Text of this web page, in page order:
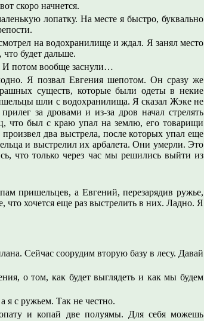
скоро начнется.
лопатку. На месте я быстро, буквально
на водохранилище и ждал. Я занял место
будет дальше.
И потом вообще заснули…
Я позвал Евгения шепотом. Он сразу же
существ, которые были одеты в некие
шли с водохранилища. Я сказал Жэке не
за дровами и из-за дров начал стрелять
что был с краю упал на землю, его товарищи
два выстрела, после которых упал еще
и выстрелил их арбалета. Они умерли. Это
что только через час мы решились выйти из
пришельцев, а Евгений, перезарядив ружье,
хочется еще раз выстрелить в них. Ладно. Я
Сейчас соорудим вторую базу в лесу. Давай
о том, как будет выглядеть и как мы будем
я с ружьем. Так не честно.
и копай две полуямы. Для себя можешь